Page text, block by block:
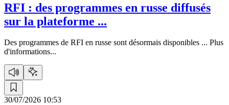
RFI : des programmes en russe diffusés
sur la plateforme ...
Des programmes de RFI en russe sont désormais disponibles ... Plus
d'informations...
30/07/2026 10:53